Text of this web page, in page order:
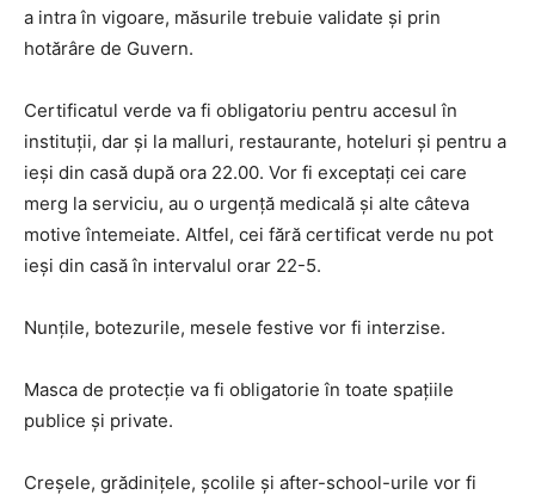
a intra în vigoare, măsurile trebuie validate și prin
hotărâre de Guvern.
Certificatul verde va fi obligatoriu pentru accesul în
instituții, dar și la malluri, restaurante, hoteluri și pentru a
ieși din casă după ora 22.00. Vor fi exceptați cei care
merg la serviciu, au o urgență medicală și alte câteva
motive întemeiate. Altfel, cei fără certificat verde nu pot
ieși din casă în intervalul orar 22-5.
Nunțile, botezurile, mesele festive vor fi interzise.
Masca de protecție va fi obligatorie în toate spațiile
publice și private.
Creșele, grădinițele, școlile și after-school-urile vor fi